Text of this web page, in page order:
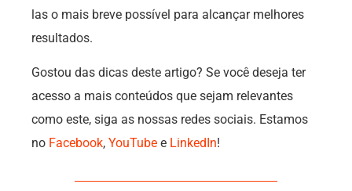
las o mais breve possível para alcançar melhores
resultados.
Gostou das dicas deste artigo? Se você deseja ter
acesso a mais conteúdos que sejam relevantes
como este, siga as nossas redes sociais. Estamos
no Facebook, YouTube e LinkedIn!